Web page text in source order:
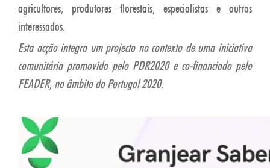
agricultores, produtores florestais, especialistas e outros
interessados.
Esta acção integra um projecto no contexto de uma iniciativa
comunitária promovida pelo PDR2020 e co-financiado pelo
FEADER, no âmbito do Portugal 2020.